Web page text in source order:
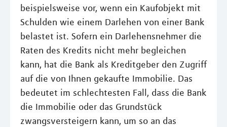
beispielsweise vor, wenn ein Kaufobjekt mit
Schulden wie einem Darlehen von einer Bank
belastet ist. Sofern ein Darlehensnehmer die
Raten des Kredits nicht mehr begleichen
kann, hat die Bank als Kreditgeber den Zugriff
auf die von Ihnen gekaufte Immobilie. Das
bedeutet im schlechtesten Fall, dass die Bank
die Immobilie oder das Grundstück
zwangsversteigern kann, um so an das